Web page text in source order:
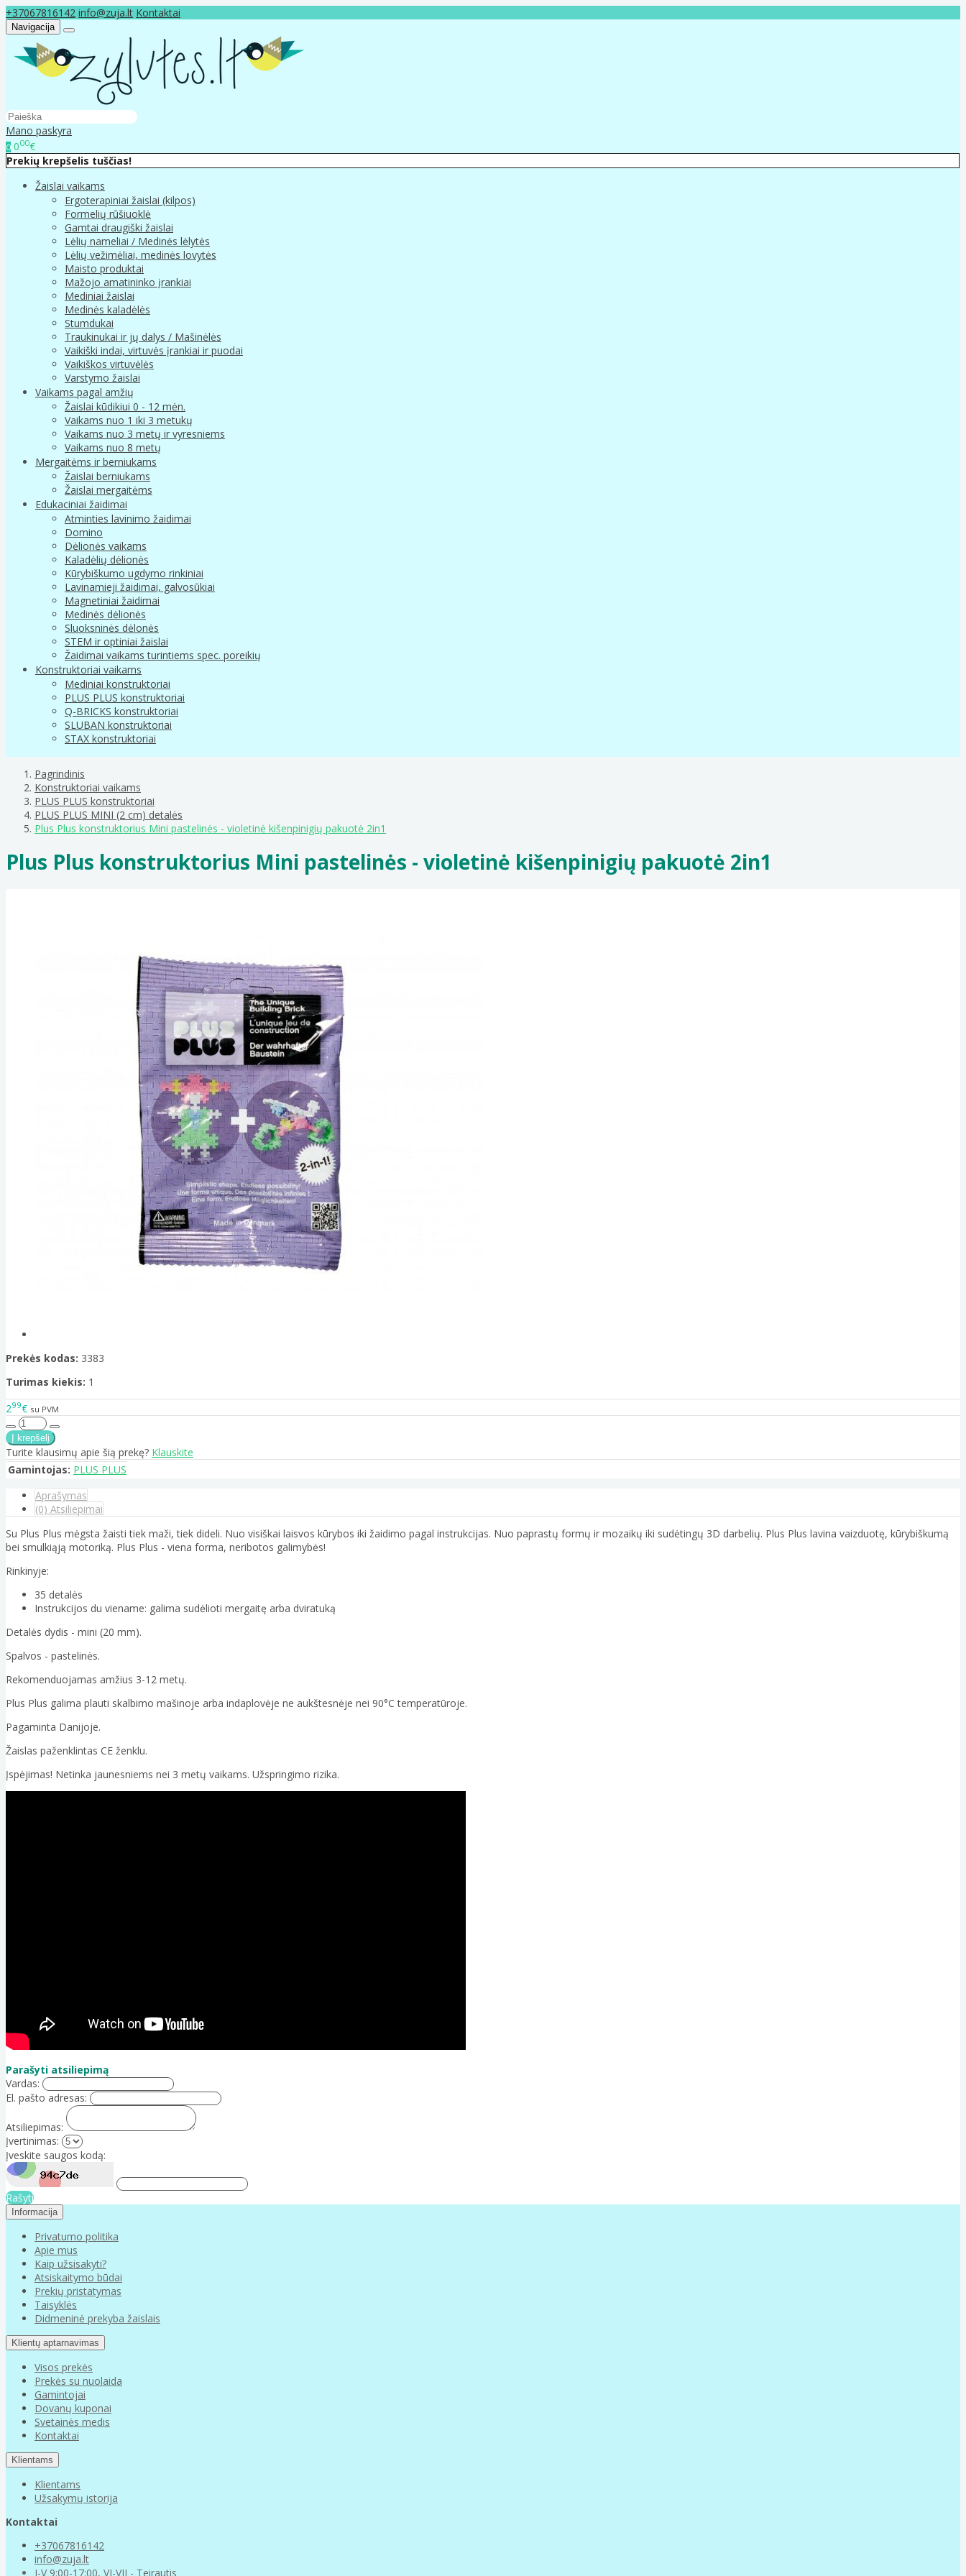
+37067816142 info@zuja.lt Kontaktai
Navigacija
Mano paskyra
0 000€
Prekių krepšelis tuščias!
Žaislai vaikams
Ergoterapiniai žaislai (kilpos)
Formelių rūšiuoklė
Gamtai draugiški žaislai
Lėlių nameliai / Medinės lėlytės
Lėlių vežimėliai, medinės lovytės
Maisto produktai
Mažojo amatininko įrankiai
Mediniai žaislai
Medinės kaladėlės
Stumdukai
Traukinukai ir jų dalys / Mašinėlės
Vaikiški indai, virtuvės įrankiai ir puodai
Vaikiškos virtuvėlės
Varstymo žaislai
Vaikams pagal amžių
Žaislai kūdikiui 0 - 12 mėn.
Vaikams nuo 1 iki 3 metukų
Vaikams nuo 3 metų ir vyresniems
Vaikams nuo 8 metų
Mergaitėms ir berniukams
Žaislai berniukams
Žaislai mergaitėms
Edukaciniai žaidimai
Atminties lavinimo žaidimai
Domino
Dėlionės vaikams
Kaladėlių dėlionės
Kūrybiškumo ugdymo rinkiniai
Lavinamieji žaidimai, galvosūkiai
Magnetiniai žaidimai
Medinės dėlionės
Sluoksninės dėlonės
STEM ir optiniai žaislai
Žaidimai vaikams turintiems spec. poreikių
Konstruktoriai vaikams
Mediniai konstruktoriai
PLUS PLUS konstruktoriai
Q-BRICKS konstruktoriai
SLUBAN konstruktoriai
STAX konstruktoriai
Pagrindinis
Konstruktoriai vaikams
PLUS PLUS konstruktoriai
PLUS PLUS MINI (2 cm) detalės
Plus Plus konstruktorius Mini pastelinės - violetinė kišenpinigių pakuotė 2in1
Plus Plus konstruktorius Mini pastelinės - violetinė kišenpinigių pakuotė 2in1
Prekės kodas: 3383
Turimas kiekis: 1
299€ su PVM
Turite klausimų apie šią prekę? Klauskite
Gamintojas: PLUS PLUS
Aprašymas
(0) Atsiliepimai
Su Plus Plus mėgsta žaisti tiek maži, tiek dideli. Nuo visiškai laisvos kūrybos iki žaidimo pagal instrukcijas. Nuo paprastų formų ir mozaikų iki sudėtingų 3D darbelių. Plus Plus lavina vaizduotę, kūrybiškumą
bei smulkiąją motoriką. Plus Plus - viena forma, neribotos galimybės!
Rinkinyje:
35 detalės
Instrukcijos du viename: galima sudėlioti mergaitę arba dviratuką
Detalės dydis - mini (20 mm).
Spalvos - pastelinės.
Rekomenduojamas amžius 3-12 metų.
Plus Plus galima plauti skalbimo mašinoje arba indaplovėje ne aukštesnėje nei 90°C temperatūroje.
Pagaminta Danijoje.
Žaislas paženklintas CE ženklu.
Įspėjimas! Netinka jaunesniems nei 3 metų vaikams. Užspringimo rizika.
Parašyti atsiliepimą
Vardas:
El. pašto adresas:
Atsiliepimas:
Įvertinimas:
Įveskite saugos kodą:
Rašyti
Informacija
Privatumo politika
Apie mus
Kaip užsisakyti?
Atsiskaitymo būdai
Prekių pristatymas
Taisyklės
Didmeninė prekyba žaislais
Klientų aptarnavimas
Visos prekės
Prekės su nuolaida
Gamintojai
Dovanų kuponai
Svetainės medis
Kontaktai
Klientams
Klientams
Užsakymų istorija
Kontaktai
+37067816142
info@zuja.lt
I-V 9:00-17:00, VI-VII - Teirautis